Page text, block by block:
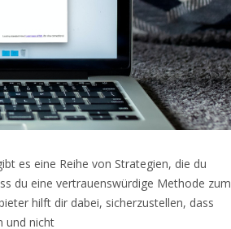
es eine Reihe von Strategien, die du
du eine vertrauenswürdige Methode zum
hilft dir dabei, sicherzustellen, dass
und nicht